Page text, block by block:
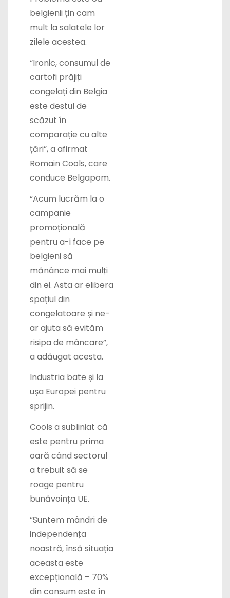
belgienii țin cam
mult la salatele lor
zilele acestea.
“Ironic, consumul de
cartofi prăjiți
congelați din Belgia
este destul de
scăzut în
comparație cu alte
țări”, a afirmat
Romain Cools, care
conduce Belgapom.
“Acum lucrăm la o
campanie
promoțională
pentru a-i face pe
belgieni să
mănânce mai mulți
din ei. Asta ar elibera
spațiul din
congelatoare și ne-
ar ajuta să evităm
risipa de mâncare”,
a adăugat acesta.
Industria bate și la
ușa Europei pentru
sprijin.
Cools a subliniat că
este pentru prima
oară când sectorul
a trebuit să se
roage pentru
bunăvoința UE.
“Suntem mândri de
independența
noastră, însă situația
aceasta este
excepțională – 70%
din consum este în